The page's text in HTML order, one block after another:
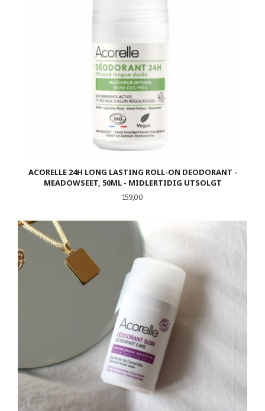
ACORELLE 24H LONG LASTING ROLL-ON DEODORANT -
MEADOWSEET, 50ML - MIDLERTIDIG UTSOLGT
Pris
159,00